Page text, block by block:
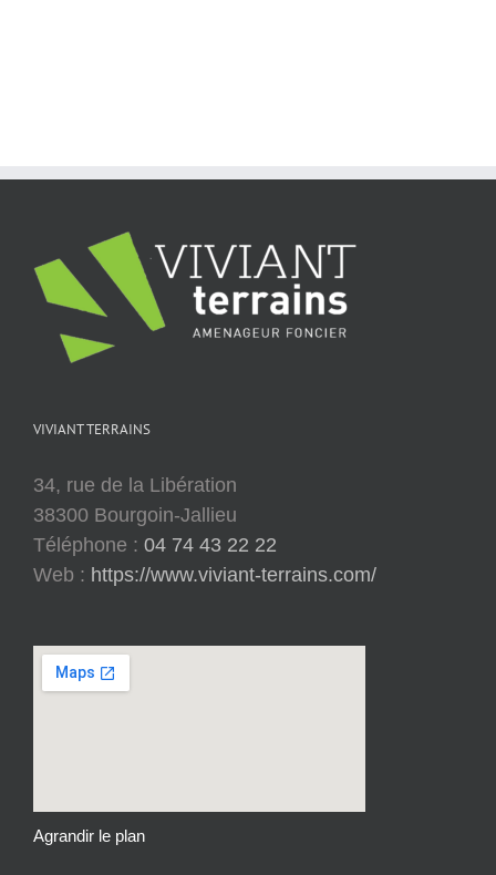
VIVIANT TERRAINS
34, rue de la Libération
38300 Bourgoin-Jallieu
Téléphone : 04 74 43 22 22
Web : https://www.viviant-terrains.com/
Agrandir le plan